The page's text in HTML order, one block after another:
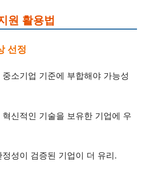
원 활용법
선정
중소기업 기준에 부합해야 가능성
혁신적인 기술을 보유한 기업에 우
정성이 검증된 기업이 더 유리.